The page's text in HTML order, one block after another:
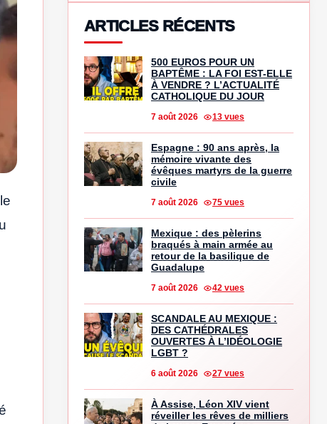
ARTICLES RÉCENTS
500 EUROS POUR UN
BAPTÊME : LA FOI EST-ELLE
À VENDRE ? L’ACTUALITÉ
CATHOLIQUE DU JOUR
7 août 2026 13 vues
Espagne : 90 ans après, la
mémoire vivante des
évêques martyrs de la guerre
civile
7 août 2026 75 vues
Mexique : des pèlerins
braqués à main armée au
retour de la basilique de
Guadalupe
7 août 2026 42 vues
SCANDALE AU MEXIQUE :
DES CATHÉDRALES
OUVERTES À L’IDÉOLOGIE
LGBT ?
6 août 2026 27 vues
À Assise, Léon XIV vient
réveiller les rêves de milliers